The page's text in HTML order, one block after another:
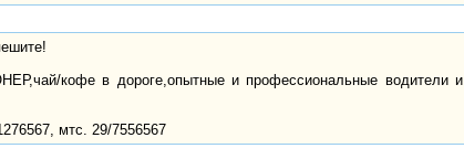
кофе в дороге,опытные и профессиональные водители и
мтс. 29/7556567